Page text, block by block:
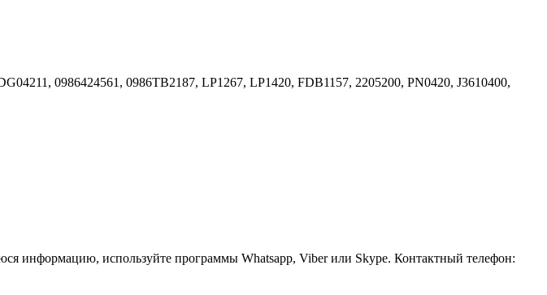
0986424561, 0986TB2187, LP1267, LP1420, FDB1157, 2205200, PN0420, J3610400,
информацию, используйте программы Whatsapp, Viber или Skype. Контактный телефон: